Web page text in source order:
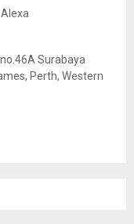
Surabaya
Perth, Western